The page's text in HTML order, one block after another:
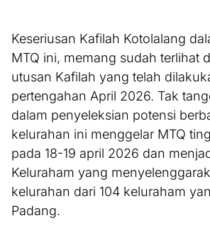
Keseriusan Kafilah Kotolalang
MTQ ini, memang sudah terlihat
utusan Kafilah yang telah
pertengahan April 2026. Tak
dalam penyeleksian potensi
kelurahan ini menggelar MTQ
pada 18-19 april 2026 dan
Keluraham yang
kelurahan dari 104 keluraham
Padang.